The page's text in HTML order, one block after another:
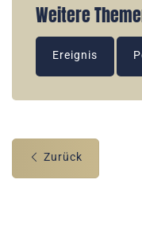
Weitere
Ereignis
Zurück